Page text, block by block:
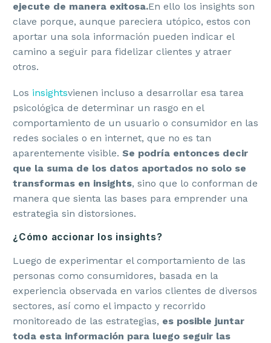
ejecute de manera exitosa.En ello los insights son
clave porque, aunque pareciera utópico, estos con
aportar una sola información pueden indicar el
camino a seguir para fidelizar clientes y atraer
otros.
Los insightsvienen incluso a desarrollar esa tarea
psicológica de determinar un rasgo en el
comportamiento de un usuario o consumidor en las
redes sociales o en internet, que no es tan
aparentemente visible. Se podría entonces decir
que la suma de los datos aportados no solo se
transformas en insights, sino que lo conforman de
manera que sienta las bases para emprender una
estrategia sin distorsiones.
¿Cómo accionar los insights?
Luego de experimentar el comportamiento de las
personas como consumidores, basada en la
experiencia observada en varios clientes de diversos
sectores, así como el impacto y recorrido
monitoreado de las estrategias, es posible juntar
toda esta información para luego seguir las